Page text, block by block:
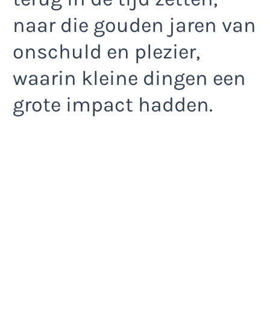
naar die gouden jaren van
onschuld en plezier,
waarin kleine dingen een
grote impact hadden.